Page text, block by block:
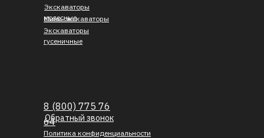
Экскаваторы
колесные
Обратный звонок
Экскаваторы
гусеничные
Мини-экскаваторы
8 (800) 775 76
64
Политика конфиденциальности